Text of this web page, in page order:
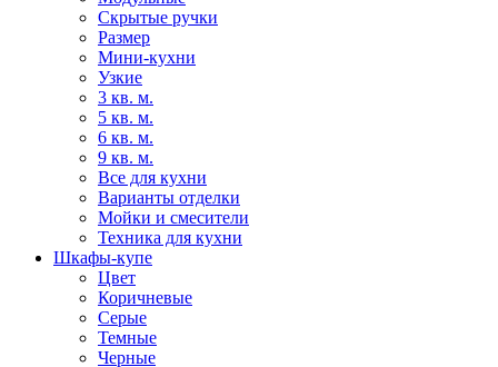
Скрытые ручки
Размер
Мини-кухни
Узкие
3 кв. м.
5 кв. м.
6 кв. м.
9 кв. м.
Все для кухни
Варианты отделки
Мойки и смесители
Техника для кухни
Шкафы-купе
Цвет
Коричневые
Серые
Темные
Черные